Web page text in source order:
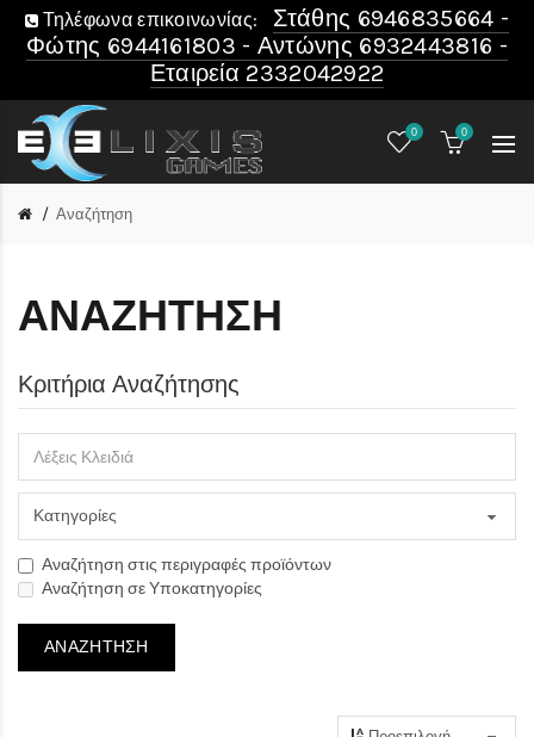
Τηλέφωνα επικοινωνίας:
Στάθης 6946835664 -
Φώτης 6944161803 - Αντώνης 6932443816 -
Εταιρεία 2332042922
0 0
Αναζήτηση
ΑΝΑΖΉΤΗΣΗ
Κριτήρια Αναζήτησης
Αναζήτηση στις περιγραφές προϊόντων
Αναζήτηση σε Υποκατηγορίες